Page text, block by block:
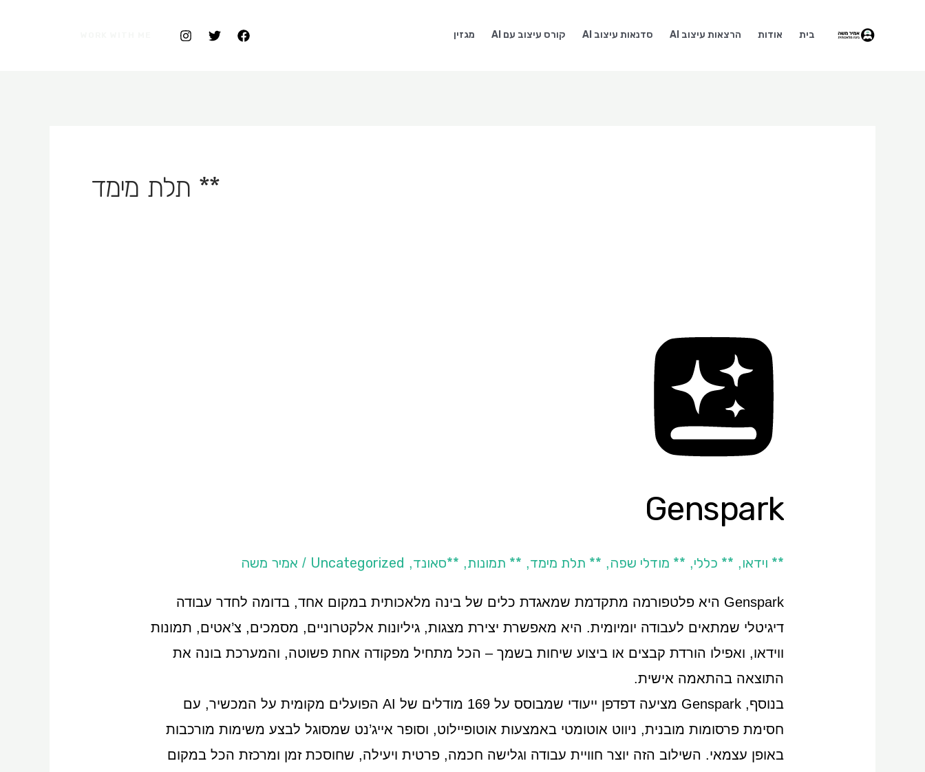
בית אודות הרצאות עיצוב AI סדנאות עיצוב AI קורס עיצוב עם AI מגזין
** תלת מימד
Genspark
** וידאו, ** כללי, ** מודלי שפה, ** תלת מימד, ** תמונות, **סאונד,
Uncategorized
/ אמיר משה
Genspark היא פלטפורמה מתקדמת שמאגדת כלים של בינה מלאכותית במקום אחד, בדומה לחדר עבודה
דיגיטלי שמתאים לעבודה יומיומית. היא מאפשרת יצירת מצגות, גיליונות אלקטרוניים, מסמכים, צ’אטים, תמונות
ווידאו, ואפילו הורדת קבצים או ביצוע שיחות בשמך – הכל מתחיל מפקודה אחת פשוטה, והמערכת בונה את
התוצאה בהתאמה אישית.
בנוסף, Genspark מציעה דפדפן ייעודי שמבוסס על 169 מודלים של AI הפועלים מקומית על המכשיר, עם
חסימת פרסומות מובנית, ניווט אוטומטי באמצעות אוטופיילוט, וסופר אייג’נט שמסוגל לבצע משימות מורכבות
באופן עצמאי. השילוב הזה יוצר חוויית עבודה וגלישה חכמה, פרטית ויעילה, שחוסכת זמן ומרכזת הכל במקום
Genspark